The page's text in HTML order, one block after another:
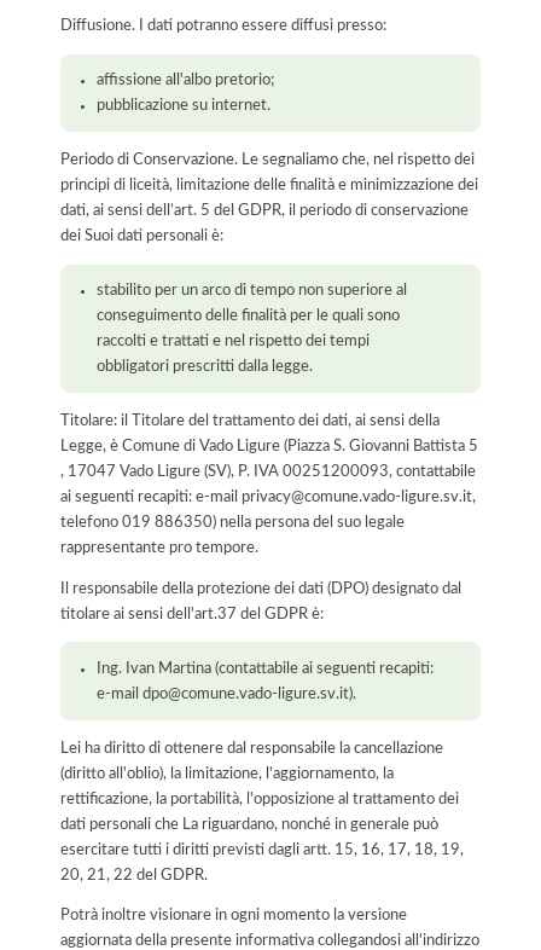
Diffusione. I dati potranno essere diffusi presso:
affissione all'albo pretorio;
pubblicazione su internet.
Periodo di Conservazione. Le segnaliamo che, nel rispetto dei
principi di liceità, limitazione delle finalità e minimizzazione dei
dati, ai sensi dell’art. 5 del GDPR, il periodo di conservazione
dei Suoi dati personali è:
stabilito per un arco di tempo non superiore al
conseguimento delle finalità per le quali sono
raccolti e trattati e nel rispetto dei tempi
obbligatori prescritti dalla legge.
Titolare: il Titolare del trattamento dei dati, ai sensi della
Legge, è Comune di Vado Ligure (Piazza S. Giovanni Battista 5
, 17047 Vado Ligure (SV), P. IVA 00251200093, contattabile
ai seguenti recapiti: e-mail privacy@comune.vado-ligure.sv.it,
telefono 019 886350) nella persona del suo legale
rappresentante pro tempore.
Il responsabile della protezione dei dati (DPO) designato dal
titolare ai sensi dell'art.37 del GDPR è:
Ing. Ivan Martina (contattabile ai seguenti recapiti:
e-mail dpo@comune.vado-ligure.sv.it).
Lei ha diritto di ottenere dal responsabile la cancellazione
(diritto all'oblio), la limitazione, l'aggiornamento, la
rettificazione, la portabilità, l'opposizione al trattamento dei
dati personali che La riguardano, nonché in generale può
esercitare tutti i diritti previsti dagli artt. 15, 16, 17, 18, 19,
20, 21, 22 del GDPR.
Potrà inoltre visionare in ogni momento la versione
aggiornata della presente informativa collegandosi all'indirizzo